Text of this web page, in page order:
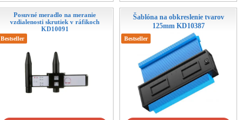
Posuvné meradlo na meranie
vzdialenosti skrutiek v ráfikoch
KD10091
Bestseller
Šablóna na obkreslenie tvarov
125mm KD10387
Bestseller